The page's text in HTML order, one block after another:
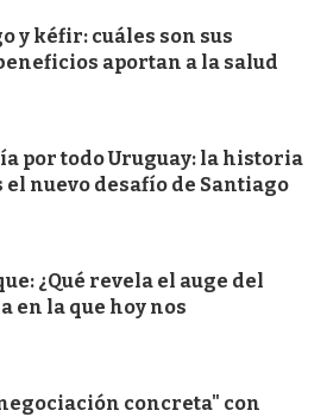
y kéfir: cuáles son sus
aportan a la salud
por todo Uruguay: la historia
nuevo desafío de Santiago
¿Qué revela el auge del
en la que hoy nos
concreta" con